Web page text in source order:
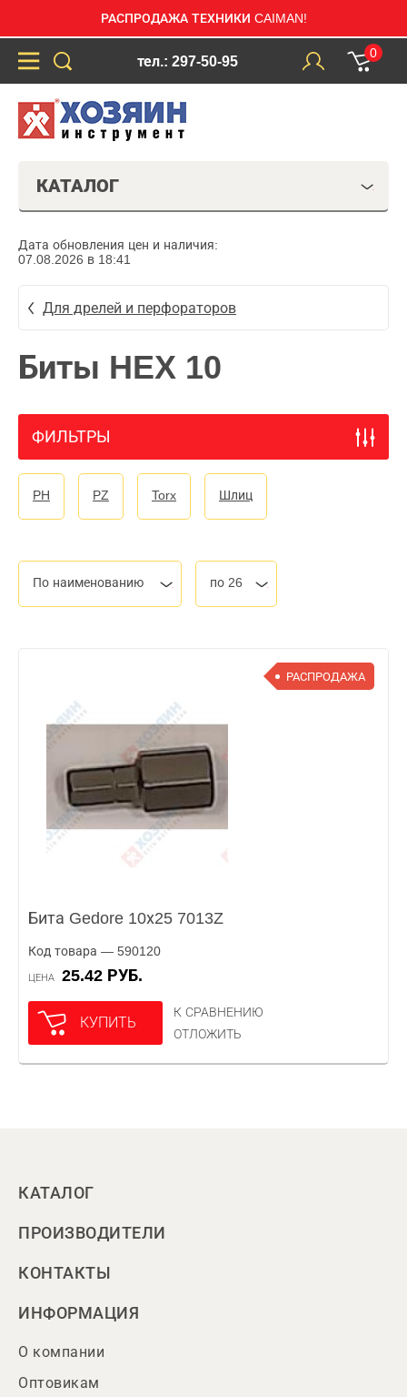
РАСПРОДАЖА ТЕХНИКИ CAIMAN!
тел.: 297-50-95
0
КАТАЛОГ
Дата обновления цен и наличия:
07.08.2026 в 18:41
Для дрелей и перфораторов
Биты HEX 10
ФИЛЬТРЫ
PH PZ Torx Шлиц
По наименованию по 26
РАСПРОДАЖА
Бита Gedore 10х25 7013Z
Код товара — 590120
ЦЕНА 25.42 РУБ.
КУПИТЬ
К СРАВНЕНИЮ
ОТЛОЖИТЬ
КАТАЛОГ
ПРОИЗВОДИТЕЛИ
КОНТАКТЫ
ИНФОРМАЦИЯ
О компании
Оптовикам